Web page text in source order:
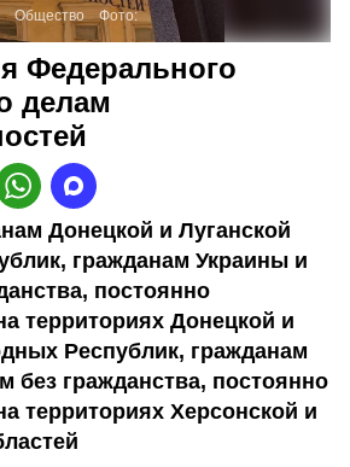
Общество Фото:
Федерального
делам
Донецкой и Луганской
гражданам Украины и
постоянно
территориях Донецкой и
Республик, гражданам
без гражданства, постоянно
территориях Херсонской и